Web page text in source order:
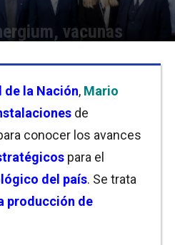
vacunas
de la Nación, Mario
de
conocer los avances
para el
del país. Se trata
producción de